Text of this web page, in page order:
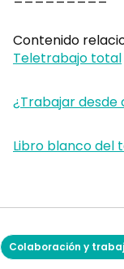
Contenido
Teletrabajo total
¿Trabajar desde
Libro blanco del
Colaboración y